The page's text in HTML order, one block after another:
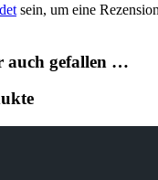
sein, um eine
auch gefallen …